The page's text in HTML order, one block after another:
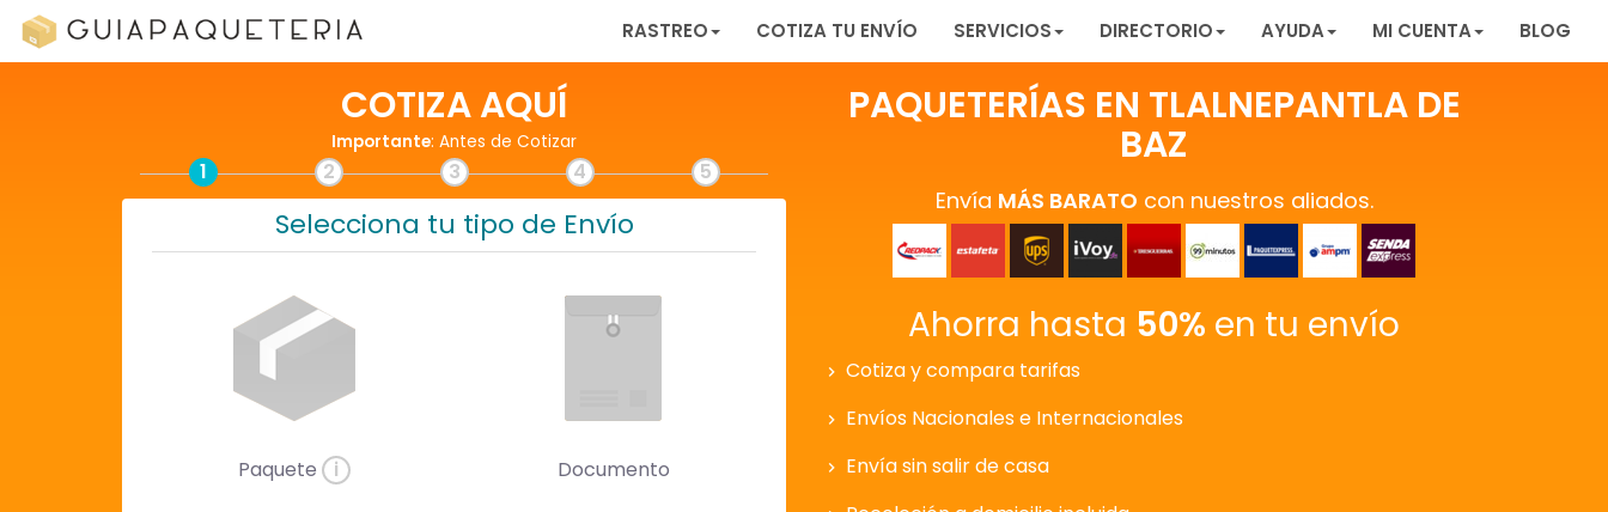
RASTREO COTIZA TU ENVÍO SERVICIOS DIRECTORIO AYUDA MI CUENTA BLOG
COTIZA AQUÍ
Importante: Antes de Cotizar
1 2 3 4 5
Selecciona tu tipo de Envío
Paquete i Documento
PAQUETERÍAS EN TLALNEPANTLA DE
BAZ
Envía MÁS BARATO con nuestros aliados.
Ahorra hasta 50% en tu envío
Cotiza y compara tarifas
Envíos Nacionales e Internacionales
Envía sin salir de casa